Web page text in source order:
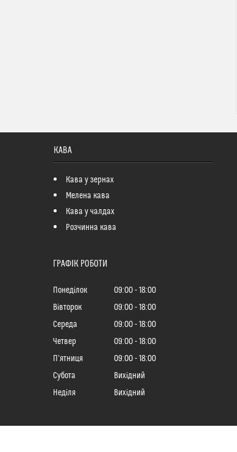
КАВА
Кава у зернах
Мелена кава
Кава у чалдах
Розчинна кава
ГРАФІК РОБОТИ
Понеділок 09:00
18:00
Вівторок
09:00
18:00
Середа
09:00
18:00
Четвер
09:00
18:00
Пʼятниця
09:00
18:00
Субота
Вихідний
Неділя
Вихідний